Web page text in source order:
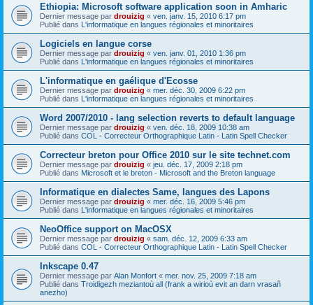
Ethiopia: Microsoft software application soon in Amharic
Dernier message par drouizig « ven. janv. 15, 2010 6:17 pm
Publié dans L'informatique en langues régionales et minoritaires
Logiciels en langue corse
Dernier message par drouizig « ven. janv. 01, 2010 1:36 pm
Publié dans L'informatique en langues régionales et minoritaires
L'informatique en gaélique d'Ecosse
Dernier message par drouizig « mer. déc. 30, 2009 6:22 pm
Publié dans L'informatique en langues régionales et minoritaires
Word 2007/2010 - lang selection reverts to default language
Dernier message par drouizig « ven. déc. 18, 2009 10:38 am
Publié dans COL - Correcteur Orthographique Latin - Latin Spell Checker
Correcteur breton pour Office 2010 sur le site technet.com
Dernier message par drouizig « jeu. déc. 17, 2009 2:18 pm
Publié dans Microsoft et le breton - Microsoft and the Breton language
Informatique en dialectes Same, langues des Lapons
Dernier message par drouizig « mer. déc. 16, 2009 5:46 pm
Publié dans L'informatique en langues régionales et minoritaires
NeoOffice support on MacOSX
Dernier message par drouizig « sam. déc. 12, 2009 6:33 am
Publié dans COL - Correcteur Orthographique Latin - Latin Spell Checker
Inkscape 0.47
Dernier message par Alan Monfort « mer. nov. 25, 2009 7:18 am
Publié dans Troidigezh meziantoù all (frank a wirioù evit an darn vrasañ
anezho)